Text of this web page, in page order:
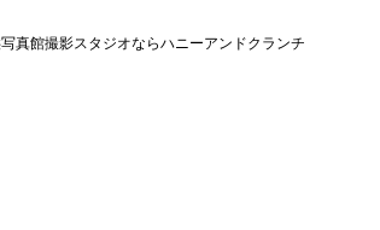
真館撮影スタジオならハニーアンドクランチ